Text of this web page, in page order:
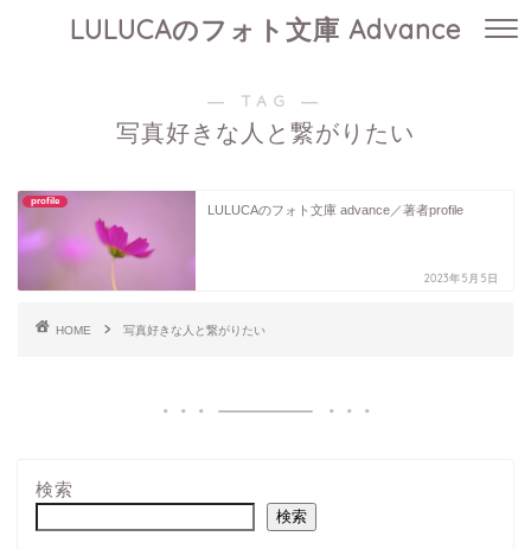
LULUCAのフォト文庫 Advance
― TAG ―
写真好きな人と繋がりたい
profile
LULUCAのフォト文庫 advance／著者profile
2023年5月5日
HOME 写真好きな人と繋がりたい
検索
検索